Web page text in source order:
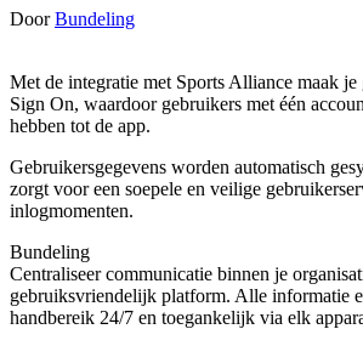
DoorBundeling
Met de integratie met Sports Alliance maak
Sign On, waardoor gebruikers met één
hebben tot de app.
Gebruikersgegevens worden automatisch
zorgt voor een soepele en veilige
inlogmomenten.
Bundeling
Centraliseer communicatie binnen je
gebruiksvriendelijk platform. Alle informatie
handbereik 24/7 en toegankelijk via elk